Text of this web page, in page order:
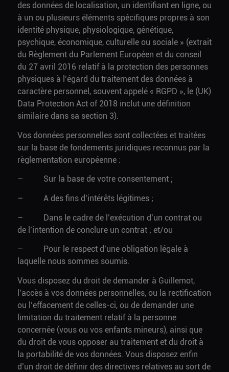
des données de localisation, un identifiant en ligne, ou
à un ou plusieurs éléments spécifiques propres à son
identité physique, physiologique, génétique,
psychique, économique, culturelle ou sociale » (extrait
du Règlement du Parlement Européen et du conseil
du 27 avril 2016 relatif à la protection des personnes
physiques à l’égard du traitement des données à
caractère personnel, souvent appelé « RGPD », le (UK)
Data Protection Act of 2018 inclut une définition
similaire dans sa section 3).
Vos données personnelles sont collectées et traitées
sur la base de fondements juridiques reconnus par la
règlementation européenne :
– Sur la base de votre consentement ;
– A des fins d’intérêts légitimes ;
– Dans le cadre de l’exécution d’un contrat ou
de l’intention de conclure un contrat ; et/ou
– Pour le respect d’une obligation légale à
laquelle nous sommes soumis.
Vous disposez du droit de demander à Guillemot,
l’accès à vos données personnelles, ou la rectification
ou l’effacement de celles-ci, ou de demander une
limitation du traitement relatif à la personne
concernée (vous ou vos enfants mineurs), ainsi que
du droit de vous opposer au traitement et du droit à
la portabilité de vos données. Vous disposez enfin
d’un droit de définir des directives relatives au sort de